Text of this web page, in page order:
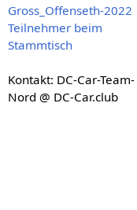
Gross_Offenseth-2022
Teilnehmer beim
Stammtisch
Kontakt: DC-Car-Team-
Nord @ DC-Car.club